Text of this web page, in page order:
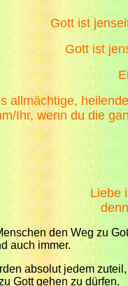
Gott ist
Gott ist
allmächtige,
Ihr, wenn du die
Liebe
den Weg zu
auch immer.
absolut jedem zuteil,
Gott gehen zu dürfen.